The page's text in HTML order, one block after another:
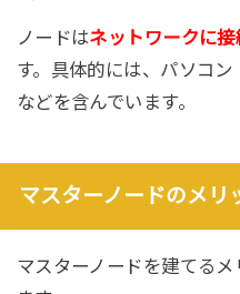
ノードはネットワークに
す。具体的には、パソコ
などを含んでいます。
マスターノードのメリ
マスターノードを建てる